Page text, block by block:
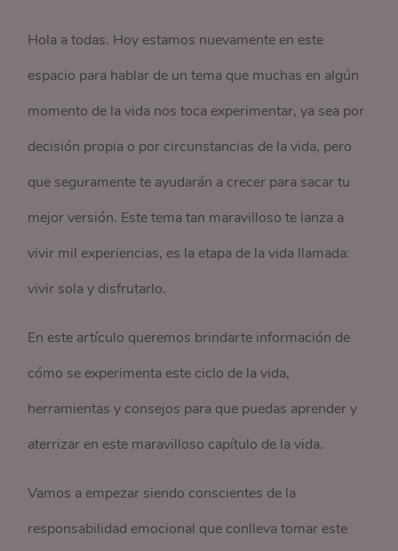
Hola a todas. Hoy estamos nuevamente en este
espacio para hablar de un tema que muchas en algún
momento de la vida nos toca experimentar, ya sea por
decisión propia o por circunstancias de la vida, pero
que seguramente te ayudarán a crecer para sacar tu
mejor versión. Este tema tan maravilloso te lanza a
vivir mil experiencias, es la etapa de la vida llamada:
vivir sola y disfrutarlo.
En este artículo queremos brindarte información de
cómo se experimenta este ciclo de la vida,
herramientas y consejos para que puedas aprender y
aterrizar en este maravilloso capítulo de la vida.
Vamos a empezar siendo conscientes de la
responsabilidad emocional que conlleva tomar este